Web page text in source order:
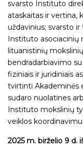
svarsto Instituto
ataskaitas ir vertina,
uždavinius; svarsto
Instituto asociacinių
lituanistinių
bendradarbiavimo
fiziniais ir juridiniais
tvirtinti Akademinės
sudaro nuolatines
Instituto mokslinių
veiklos
2025 m. birželio 9 d.